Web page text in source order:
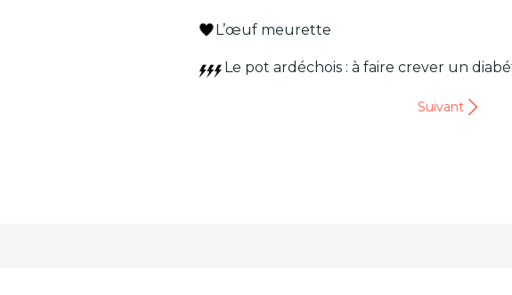
L’œuf meurette
Le pot ardéchois : à faire crever un
Suivant